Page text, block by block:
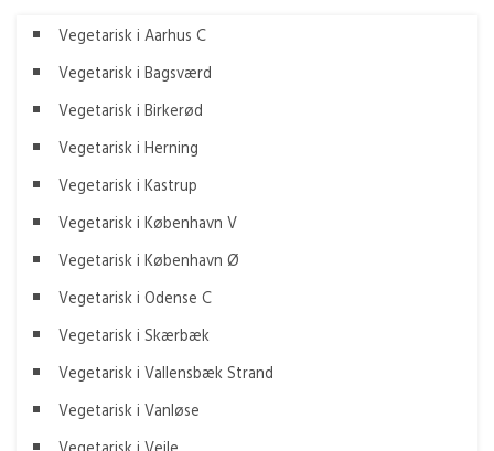
Vegetarisk i Aarhus C
Vegetarisk i Bagsværd
Vegetarisk i Birkerød
Vegetarisk i Herning
Vegetarisk i Kastrup
Vegetarisk i København V
Vegetarisk i København Ø
Vegetarisk i Odense C
Vegetarisk i Skærbæk
Vegetarisk i Vallensbæk Strand
Vegetarisk i Vanløse